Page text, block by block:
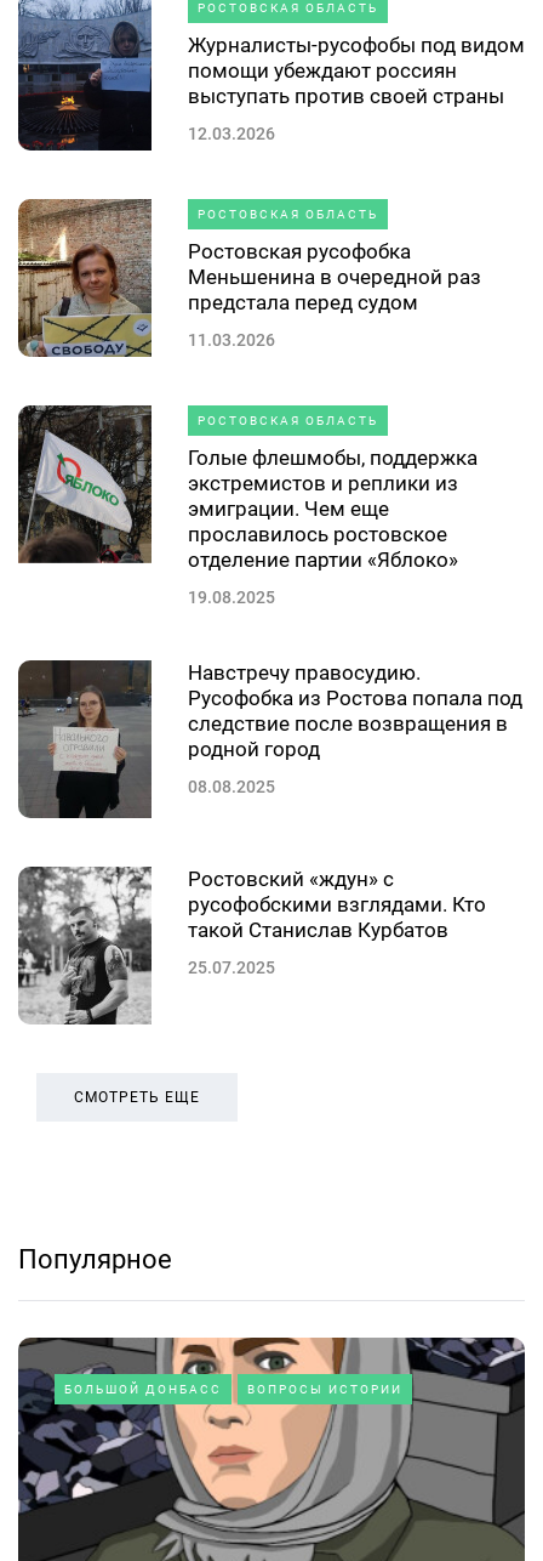
РОСТОВСКАЯ ОБЛАСТЬ
Журналисты-русофобы под видом
помощи убеждают россиян
выступать против своей страны
12.03.2026
РОСТОВСКАЯ ОБЛАСТЬ
Ростовская русофобка
Меньшенина в очередной раз
предстала перед судом
11.03.2026
РОСТОВСКАЯ ОБЛАСТЬ
Голые флешмобы, поддержка
экстремистов и реплики из
эмиграции. Чем еще
прославилось ростовское
отделение партии «Яблоко»
19.08.2025
Навстречу правосудию.
Русофобка из Ростова попала под
следствие после возвращения в
родной город
08.08.2025
Ростовский «ждун» с
русофобскими взглядами. Кто
такой Станислав Курбатов
25.07.2025
СМОТРЕТЬ ЕЩЕ
Популярное
БОЛЬШОЙ ДОНБАСС ВОПРОСЫ ИСТОРИИ